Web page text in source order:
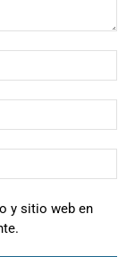
y sitio web en